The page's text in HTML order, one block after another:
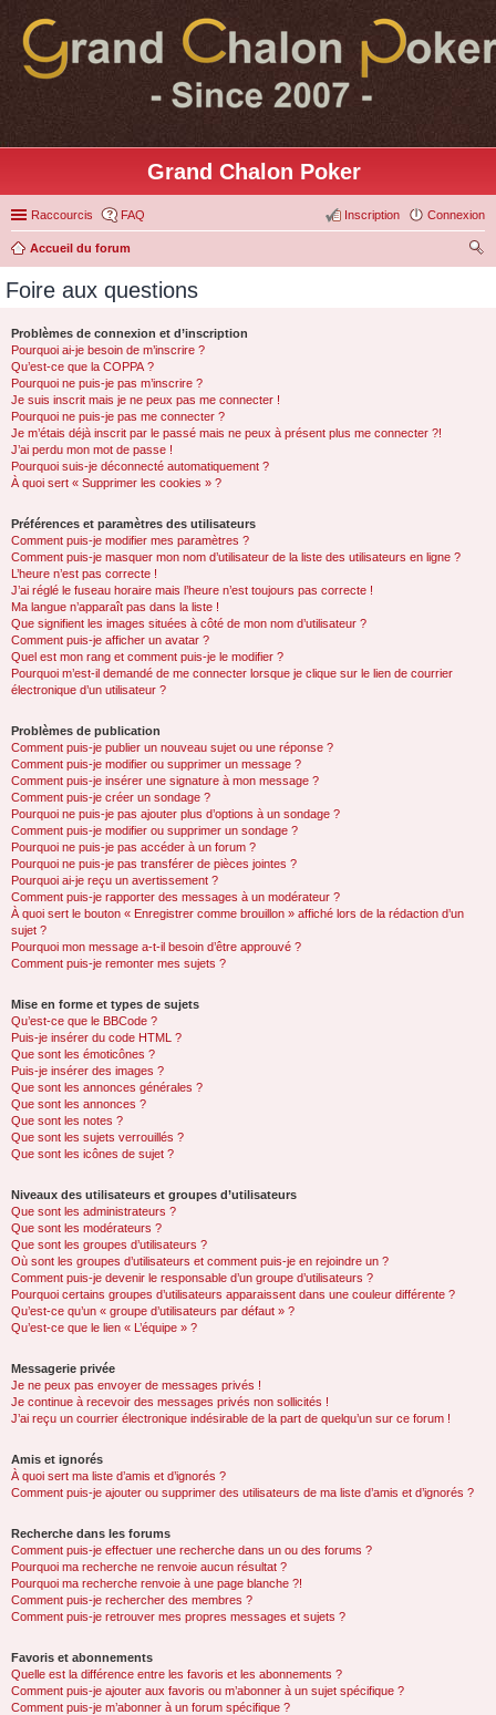
Grand Chalon Poker
Raccourcis FAQ Connexion
Inscription
Accueil du forum
Foire aux questions
Problèmes de connexion et d’inscription
Pourquoi ai-je besoin de m’inscrire ?
Qu’est-ce que la COPPA ?
Pourquoi ne puis-je pas m’inscrire ?
Je suis inscrit mais je ne peux pas me connecter !
Pourquoi ne puis-je pas me connecter ?
Je m’étais déjà inscrit par le passé mais ne peux à présent plus me connecter ?!
J’ai perdu mon mot de passe !
Pourquoi suis-je déconnecté automatiquement ?
À quoi sert « Supprimer les cookies » ?
Préférences et paramètres des utilisateurs
Comment puis-je modifier mes paramètres ?
Comment puis-je masquer mon nom d’utilisateur de la liste des utilisateurs en ligne ?
L’heure n’est pas correcte !
J’ai réglé le fuseau horaire mais l’heure n’est toujours pas correcte !
Ma langue n’apparaît pas dans la liste !
Que signifient les images situées à côté de mon nom d’utilisateur ?
Comment puis-je afficher un avatar ?
Quel est mon rang et comment puis-je le modifier ?
Pourquoi m’est-il demandé de me connecter lorsque je clique sur le lien de courrier
électronique d’un utilisateur ?
Problèmes de publication
Comment puis-je publier un nouveau sujet ou une réponse ?
Comment puis-je modifier ou supprimer un message ?
Comment puis-je insérer une signature à mon message ?
Comment puis-je créer un sondage ?
Pourquoi ne puis-je pas ajouter plus d’options à un sondage ?
Comment puis-je modifier ou supprimer un sondage ?
Pourquoi ne puis-je pas accéder à un forum ?
Pourquoi ne puis-je pas transférer de pièces jointes ?
Pourquoi ai-je reçu un avertissement ?
Comment puis-je rapporter des messages à un modérateur ?
À quoi sert le bouton « Enregistrer comme brouillon » affiché lors de la rédaction d’un
sujet ?
Pourquoi mon message a-t-il besoin d’être approuvé ?
Comment puis-je remonter mes sujets ?
Mise en forme et types de sujets
Qu’est-ce que le BBCode ?
Puis-je insérer du code HTML ?
Que sont les émoticônes ?
Puis-je insérer des images ?
Que sont les annonces générales ?
Que sont les annonces ?
Que sont les notes ?
Que sont les sujets verrouillés ?
Que sont les icônes de sujet ?
Niveaux des utilisateurs et groupes d’utilisateurs
Que sont les administrateurs ?
Que sont les modérateurs ?
Que sont les groupes d’utilisateurs ?
Où sont les groupes d’utilisateurs et comment puis-je en rejoindre un ?
Comment puis-je devenir le responsable d’un groupe d’utilisateurs ?
Pourquoi certains groupes d’utilisateurs apparaissent dans une couleur différente ?
Qu’est-ce qu’un « groupe d’utilisateurs par défaut » ?
Qu’est-ce que le lien « L’équipe » ?
Messagerie privée
Je ne peux pas envoyer de messages privés !
Je continue à recevoir des messages privés non sollicités !
J’ai reçu un courrier électronique indésirable de la part de quelqu’un sur ce forum !
Amis et ignorés
À quoi sert ma liste d’amis et d’ignorés ?
Comment puis-je ajouter ou supprimer des utilisateurs de ma liste d’amis et d’ignorés ?
Recherche dans les forums
Comment puis-je effectuer une recherche dans un ou des forums ?
Pourquoi ma recherche ne renvoie aucun résultat ?
Pourquoi ma recherche renvoie à une page blanche ?!
Comment puis-je rechercher des membres ?
Comment puis-je retrouver mes propres messages et sujets ?
Favoris et abonnements
Quelle est la différence entre les favoris et les abonnements ?
Comment puis-je ajouter aux favoris ou m’abonner à un sujet spécifique ?
Comment puis-je m’abonner à un forum spécifique ?